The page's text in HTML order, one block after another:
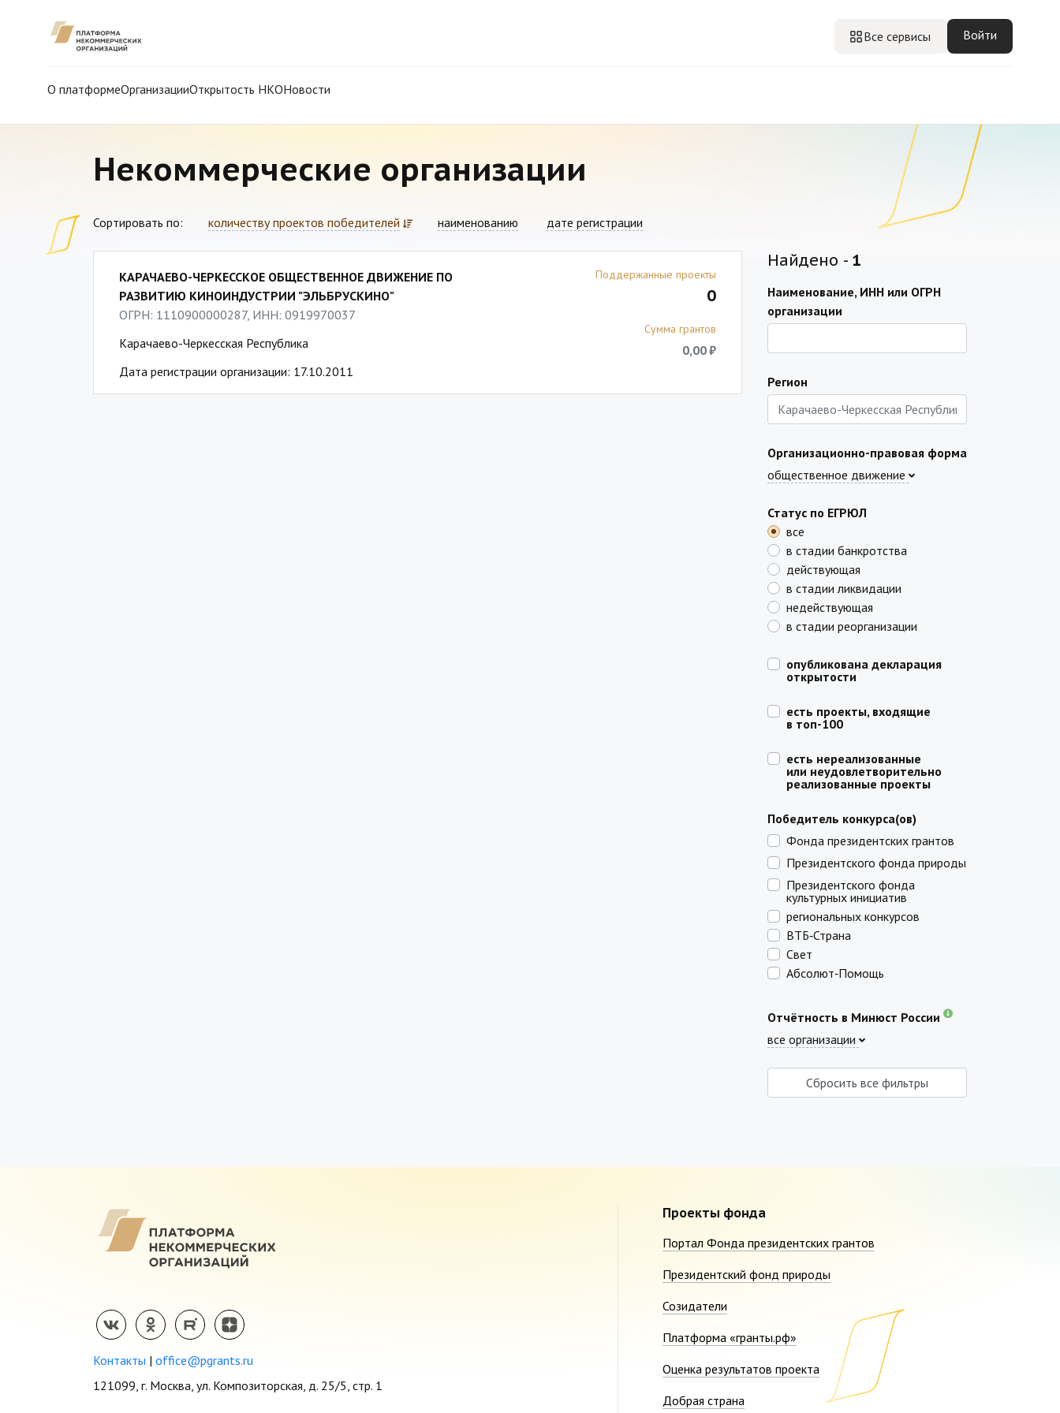
Все сервисы Войти
О платформеОрганизацииОткрытость НКОНовости
Некоммерческие организации
Сортировать по: количеству проектов победителей наименованию дате регистрации
КАРАЧАЕВО-ЧЕРКЕССКОЕ ОБЩЕСТВЕННОЕ ДВИЖЕНИЕ ПО
РАЗВИТИЮ КИНОИНДУСТРИИ "ЭЛЬБРУСКИНО"
ОГРН: 1110900000287, ИНН: 0919970037
Карачаево-Черкесская Республика
Дата регистрации организации: 17.10.2011
Поддержанные проекты
0
Сумма грантов
0,00 ₽
Найдено - 1
Наименование, ИНН или ОГРН
организации
Регион
Организационно-правовая форма
общественное движение
Статус по ЕГРЮЛ
все
в стадии банкротства
действующая
в стадии ликвидации
недействующая
в стадии реорганизации
опубликована декларация
открытости
есть проекты, входящие
в топ-100
есть нереализованные
или неудовлетворительно
реализованные проекты
Победитель конкурса(ов)
Фонда президентских грантов
Президентского фонда природы
Президентского фонда
культурных инициатив
региональных конкурсов
ВТБ‑Страна
Свет
Абсолют‑Помощь
Отчётность в Минюст России
все организации
Сбросить все фильтры
Контакты | office@pgrants.ru
121099, г. Москва, ул. Композиторская, д. 25/5, стр. 1
Проекты фонда
Портал Фонда президентских грантов
Президентский фонд природы
Созидатели
Платформа «гранты.рф»
Оценка результатов проекта
Добрая страна